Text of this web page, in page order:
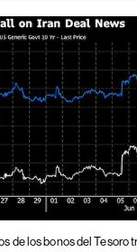
de los bonos del Tesoro